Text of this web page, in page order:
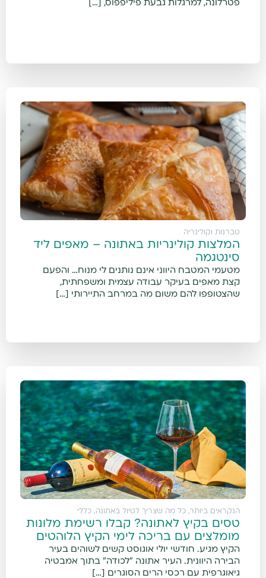
פטרלונה, למרגלות גבעת פיליפפוס, […]
טברנות וקולינריה
המלצות קולינריות באתונה – מאפים ליד
סינטגמה
מטעמי המטבח היווני אינם נותנים לי מנוח… והפעם
קצת מאפים בעיקר עבודה עצמית ומשפחתית,
שהצטופפו להם משום מה במרחב התיירותי […]
הנקראים ביותר, כל מה שצריך לטיול באתונה, כללי
טסים בקיץ לאתונה? קבלו רשימת מלונות
מומלצים עם בריכה לימי הקיץ הלוהטים
הקיץ מגיע. חודשי יולי אוגוסט קשים לשוהים בעיר
הבירה היוונית. העיר אתונה "לכודה" בתוך אמבטיה
גיאוגרפית עם רכסי הרים הסוגרים […]